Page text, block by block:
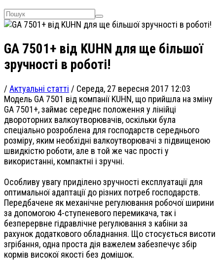
GA 7501+ від KUHN для ще більшої
зручності в роботі!
/ Актуальні статті / Середа, 27 вересня 2017 12:03
Модель GA 7501 від компанії KUHN, що прийшла на зміну
GA 7501+, займає середнє положення у лінійці
двороторних валкоутворювачів, оскільки була
спеціально розроблена для господарств середнього
розміру, яким необхідні валкоутворювачі з підвищеною
швидкістю роботи, але в той же час прості у
використанні, компактні і зручні.
Особливу увагу приділено зручності експлуатації для
оптимальної адаптації до різних потреб господарств.
Передбачене як механічне регулювання робочої ширини
за допомогою 4-ступеневого перемикача, так і
безперервне гідравлічне регулювання з кабіни за
рахунок додаткового обладнання. Що стосується висоти
згрібання, одна проста дія важелем забезпечує збір
кормів високої якості без домішок.